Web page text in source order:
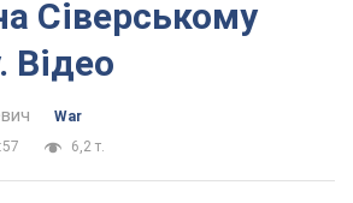
Сіверському
Відео
War
6,2 т.